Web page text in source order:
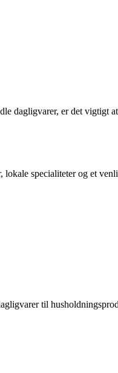
dagligvarer, er det vigtigt
specialiteter og et
til